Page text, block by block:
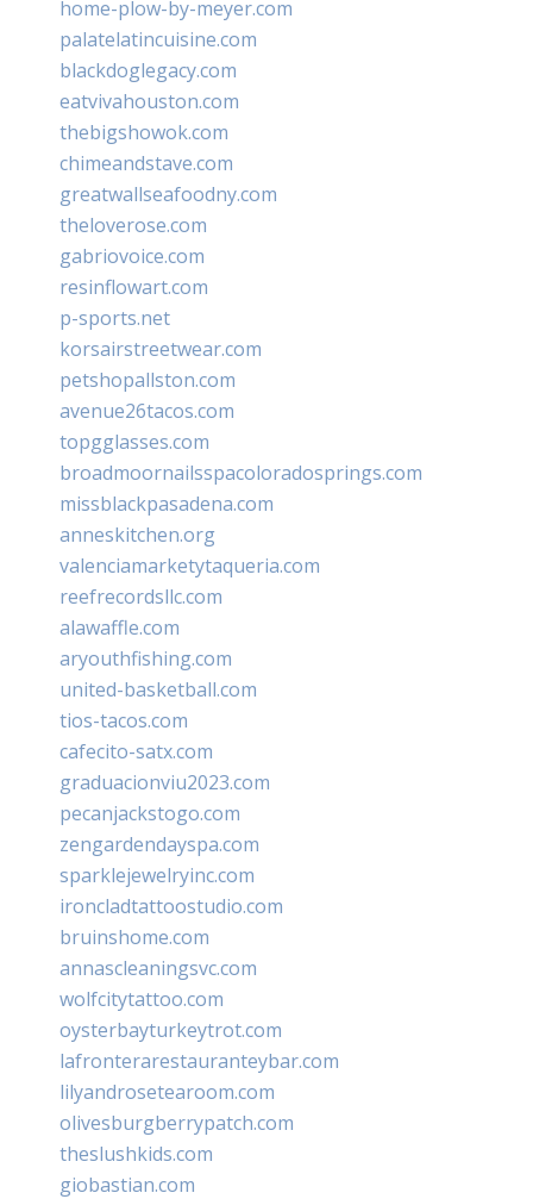
home-plow-by-meyer.com
palatelatincuisine.com
blackdoglegacy.com
eatvivahouston.com
thebigshowok.com
chimeandstave.com
greatwallseafoodny.com
theloverose.com
gabriovoice.com
resinflowart.com
p-sports.net
korsairstreetwear.com
petshopallston.com
avenue26tacos.com
topgglasses.com
broadmoornailsspacoloradosprings.com
missblackpasadena.com
anneskitchen.org
valenciamarketytaqueria.com
reefrecordsllc.com
alawaffle.com
aryouthfishing.com
united-basketball.com
tios-tacos.com
cafecito-satx.com
graduacionviu2023.com
pecanjackstogo.com
zengardendayspa.com
sparklejewelryinc.com
ironcladtattoostudio.com
bruinshome.com
annascleaningsvc.com
wolfcitytattoo.com
oysterbayturkeytrot.com
lafronterarestauranteybar.com
lilyandrosetearoom.com
olivesburgberrypatch.com
theslushkids.com
giobastian.com